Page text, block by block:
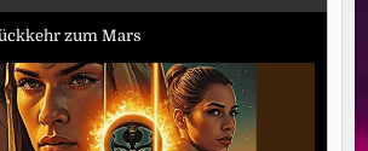
zum Mars